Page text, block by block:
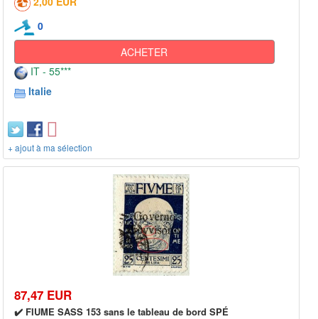
0
ACHETER
IT - 55***
Italie
+ ajout à ma sélection
87,47 EUR
✔️ FIUME SASS 153 sans le tableau de bord SPÉ